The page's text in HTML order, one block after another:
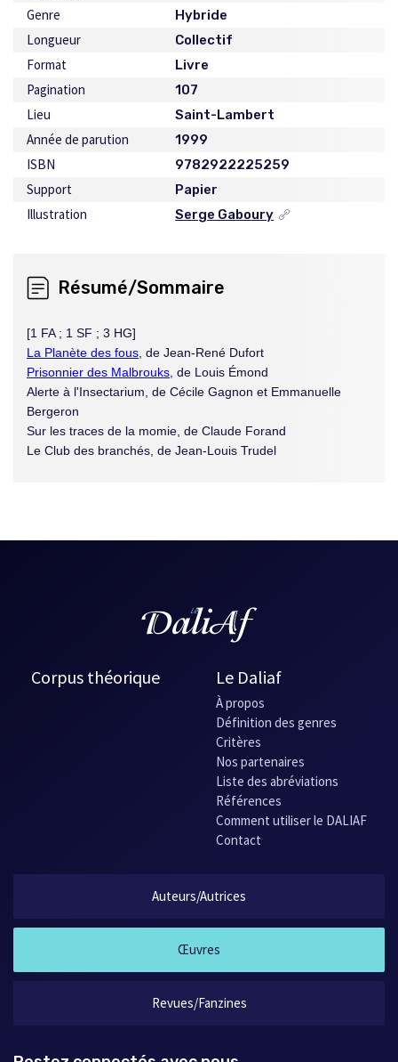
Genre Hybride
Longueur Collectif
Format Livre
Pagination 107
Lieu Saint-Lambert
Année de parution 1999
ISBN 9782922225259
Support Papier
Illustration Serge Gaboury
Ce
une
Résumé/Sommaire
[1 FA ; 1 SF ; 3 HG]
La Planète des fous, de Jean-René Dufort
Prisonnier des Malbrouks, de Louis Émond
Alerte à l'Insectarium, de Cécile Gagnon et Emmanuelle
Bergeron
Sur les traces de la momie, de Claude Forand
Le Club des branchés, de Jean-Louis Trudel
Corpus théorique Le Daliaf
À propos
Définition des genres
Critères
Nos partenaires
Liste des abréviations
Références
Comment utiliser le DALIAF
Contact
Auteurs/Autrices
Œuvres
Revues/Fanzines